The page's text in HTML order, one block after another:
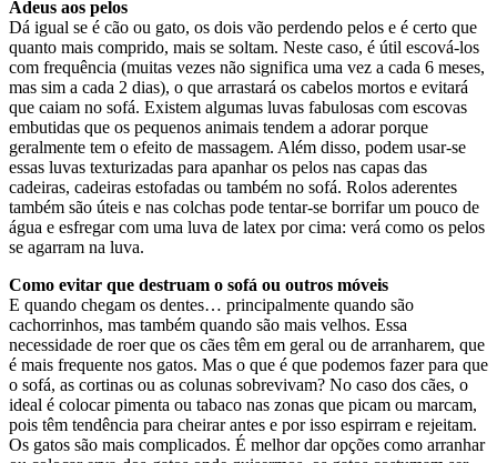
Adeus aos pelos
Dá igual se é cão ou gato, os dois vão perdendo pelos e é certo que
quanto mais comprido, mais se soltam. Neste caso, é útil escová-los
com frequência (muitas vezes não significa uma vez a cada 6 meses,
mas sim a cada 2 dias), o que arrastará os cabelos mortos e evitará
que caiam no sofá. Existem algumas luvas fabulosas com escovas
embutidas que os pequenos animais tendem a adorar porque
geralmente tem o efeito de massagem. Além disso, podem usar-se
essas luvas texturizadas para apanhar os pelos nas capas das
cadeiras, cadeiras estofadas ou também no sofá. Rolos aderentes
também são úteis e nas colchas pode tentar-se borrifar um pouco de
água e esfregar com uma luva de latex por cima: verá como os pelos
se agarram na luva.
Como evitar que destruam o sofá ou outros móveis
E quando chegam os dentes… principalmente quando são
cachorrinhos, mas também quando são mais velhos. Essa
necessidade de roer que os cães têm em geral ou de arranharem, que
é mais frequente nos gatos. Mas o que é que podemos fazer para que
o sofá, as cortinas ou as colunas sobrevivam? No caso dos cães, o
ideal é colocar pimenta ou tabaco nas zonas que picam ou marcam,
pois têm tendência para cheirar antes e por isso espirram e rejeitam.
Os gatos são mais complicados. É melhor dar opções como arranhar